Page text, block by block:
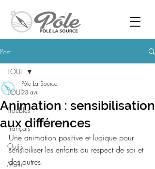
Post
TOUT
Troubles
Français
Outils
Math
TOUT
Animation : sensibilisation
aux différences
Pôle La Source
23 avr.
Une animation positive et ludique pour
sensibiliser les enfants au respect de soi et
des autres.